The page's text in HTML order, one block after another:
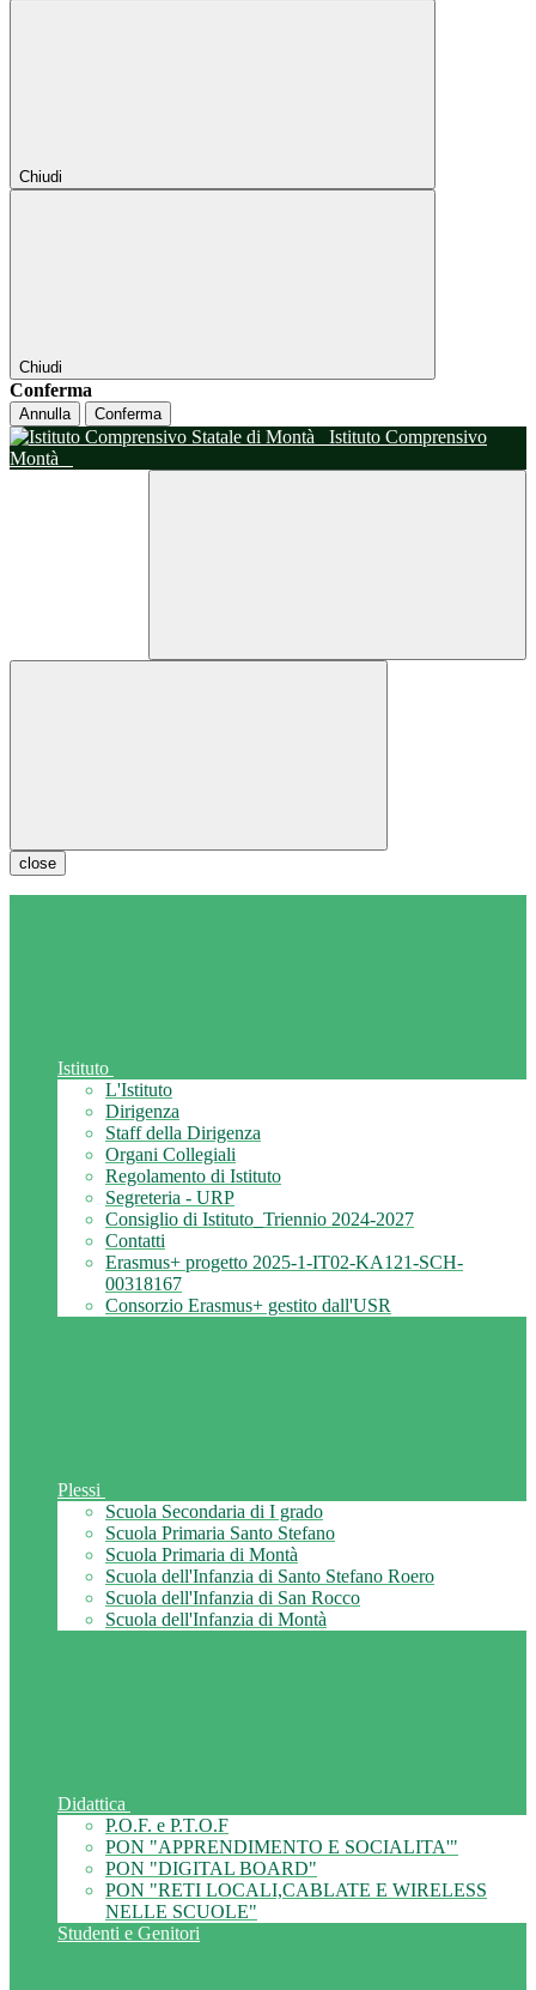
Chiudi
Chiudi
Conferma
Annulla Conferma
Istituto Comprensivo
Montà
close
Istituto
L'Istituto
Dirigenza
Staff della Dirigenza
Organi Collegiali
Regolamento di Istituto
Segreteria - URP
Consiglio di Istituto_Triennio 2024-2027
Contatti
Erasmus+ progetto 2025-1-IT02-KA121-SCH-
00318167
Consorzio Erasmus+ gestito dall'USR
Plessi
Scuola Secondaria di I grado
Scuola Primaria Santo Stefano
Scuola Primaria di Montà
Scuola dell'Infanzia di Santo Stefano Roero
Scuola dell'Infanzia di San Rocco
Scuola dell'Infanzia di Montà
Didattica
P.O.F. e P.T.O.F
PON "APPRENDIMENTO E SOCIALITA'"
PON "DIGITAL BOARD"
PON "RETI LOCALI,CABLATE E WIRELESS
NELLE SCUOLE"
Studenti e Genitori